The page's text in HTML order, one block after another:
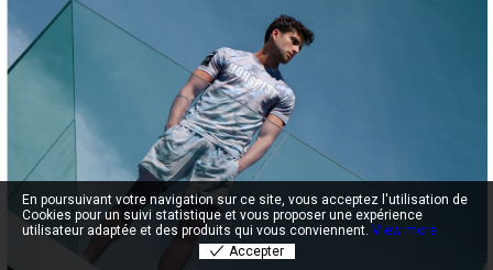
En poursuivant votre navigation sur ce site, vous acceptez l'utilisation de
Cookies pour un suivi statistique et vous proposer une expérience
utilisateur adaptée et des produits qui vous conviennent. View more
Accepter